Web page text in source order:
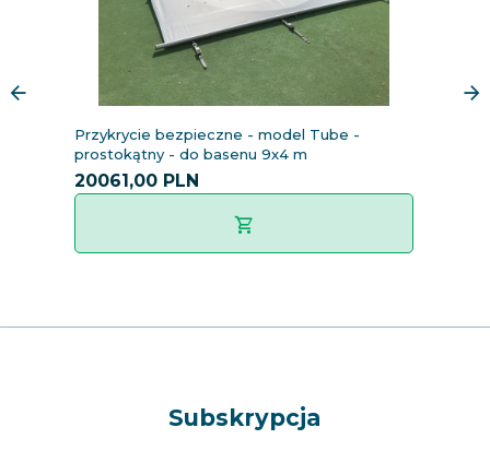
Przykrycie bezpieczne - model Tube -
prostokątny - do basenu 9x4 m
20061,00 PLN
Subskrypcja